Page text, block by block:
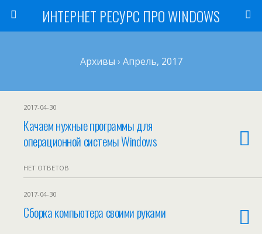
ИНТЕРНЕТ РЕСУРС ПРО WINDOWS
Архивы › Апрель, 2017
2017-04-30
Качаем нужные программы для
операционной системы Windows
НЕТ ОТВЕТОВ
2017-04-30
Сборка компьютера своими руками